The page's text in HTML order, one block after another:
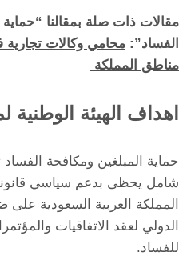
مقالات ذات صلة بمقالنا
الفساد”: محامي وكالات
مناطق المملكة
اهداف الهيئة الوطنية
حماية المبلغين ومكافحة
شامل يحظى بدعم سياسي
المملكة العربية السعودية
الدولي لعقد الاتفاقيات
للفساد.